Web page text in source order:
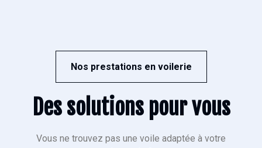
Nos prestations en voilerie
Des solutions pour vous
Vous ne trouvez pas une voile adaptée à votre